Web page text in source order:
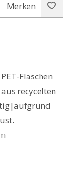
Merken
Flaschen
recycelten